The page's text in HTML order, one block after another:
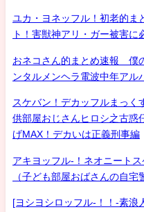
ユカ・ヨネッフル！初老的ま
ト！害獣神アリ・ガー被害に
おネコさん的まとめ速報 僕
ンタルメンヘラ電波中年アル
スケバン！デカッフルまっく
供部屋おじさんヒロシ之古惑
げMAX！デカいは正義刑事編
アキヨッフル-！ネオニート
（子ども部屋おばさんの自宅
[ヨシヨシロッフル-！！-素浪